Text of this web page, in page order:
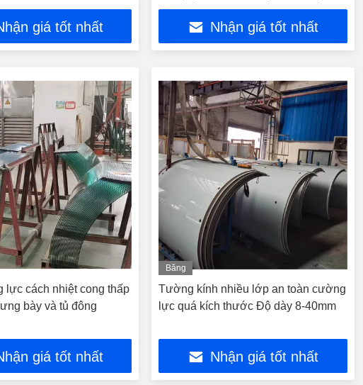
giá tốt nhất Nhận giá tốt nhất
lực cách nhiệt cong thấp
bày và tủ đông
giá tốt nhất
Băng
hình
Tường kính nhiều lớp an toàn cường
lực quá kích thước Độ dày 8-40mm
Nhận giá tốt nhất